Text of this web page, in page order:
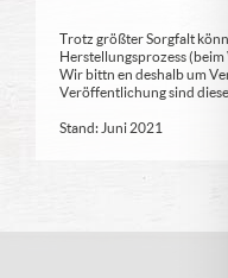
Trotz größter Sorgfalt
Herstellungsprozess
Wir bittn en deshalb um
Veröffentlichung sind
Stand: Juni 2021